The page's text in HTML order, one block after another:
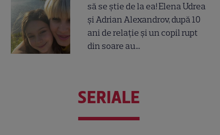
să se știe de la ea! Elena Udrea
și Adrian Alexandrov, după 10
ani de relație și un copil rupt
din soare au...
SERIALE